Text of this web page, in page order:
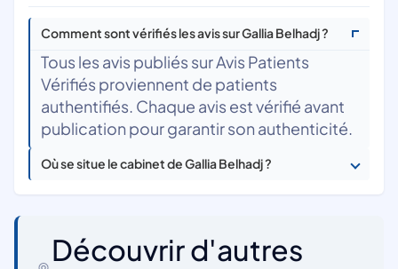
Comment sont vérifiés les avis sur Gallia Belhadj ?
Tous les avis publiés sur Avis Patients
Vérifiés proviennent de patients
authentifiés. Chaque avis est vérifié avant
publication pour garantir son authenticité.
Où se situe le cabinet de Gallia Belhadj ?
Découvrir d'autres